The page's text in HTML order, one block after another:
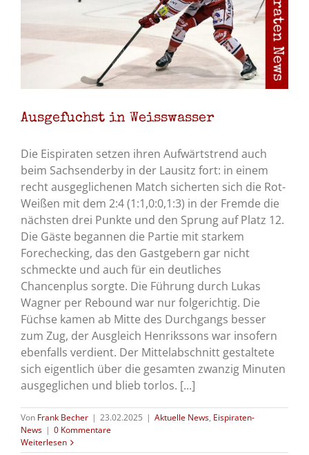
Ausgefuchst in Weisswasser
Die Eispiraten setzen ihren Aufwärtstrend auch
beim Sachsenderby in der Lausitz fort: in einem
recht ausgeglichenen Match sicherten sich die Rot-
Weißen mit dem 2:4 (1:1,0:0,1:3) in der Fremde die
nächsten drei Punkte und den Sprung auf Platz 12.
Die Gäste begannen die Partie mit starkem
Forechecking, das den Gastgebern gar nicht
schmeckte und auch für ein deutliches
Chancenplus sorgte. Die Führung durch Lukas
Wagner per Rebound war nur folgerichtig. Die
Füchse kamen ab Mitte des Durchgangs besser
zum Zug, der Ausgleich Henrikssons war insofern
ebenfalls verdient. Der Mittelabschnitt gestaltete
sich eigentlich über die gesamten zwanzig Minuten
ausgeglichen und blieb torlos. [...]
Von Frank Becher | 23.02.2025 | Aktuelle News, Eispiraten-
News | 0 Kommentare
Weiterlesen